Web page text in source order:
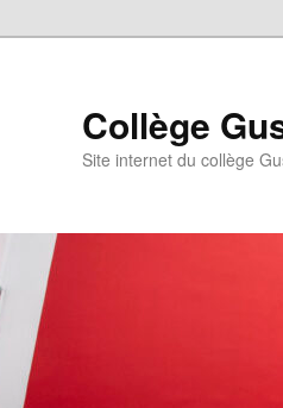
Collège
Site internet du collège